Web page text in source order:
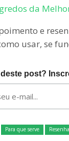
da
e
usar, se
post?
Para que serve Resenha